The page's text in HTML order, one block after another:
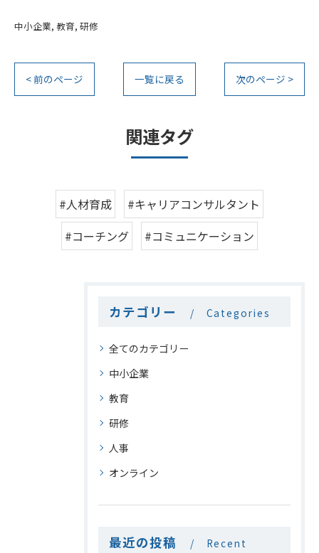
中小企業 教育 研修
< 前のページ 一覧に戻る 次のページ >
関連タグ
#人材育成
#キャリアコンサルタント
#コーチング
#コミュニケーション
カテゴリー Categories
全てのカテゴリー
中小企業
教育
研修
人事
オンライン
最近の投稿
Recent